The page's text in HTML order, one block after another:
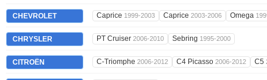
CHEVROLET Caprice 1999-2003 Caprice 2003-2006 Omega
CHRYSLER PT Cruiser 2006-2010 Sebring 1995-2000
CITROËN C-Triomphe 2006-2012 C4 Picasso 2006-2012 C5